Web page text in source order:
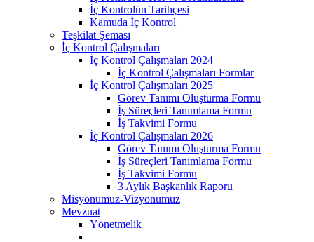
İç Kontrolün Tarihçesi
Kamuda İç Kontrol
Teşkilat Şeması
İç Kontrol Çalışmaları
İç Kontrol Çalışmaları 2024
İç Kontrol Çalışmaları Formlar
İç Kontrol Çalışmaları 2025
Görev Tanımı Oluşturma Formu
İş Süreçleri Tanımlama Formu
İş Takvimi Formu
İç Kontrol Çalışmaları 2026
Görev Tanımı Oluşturma Formu
İş Süreçleri Tanımlama Formu
İş Takvimi Formu
3 Aylık Başkanlık Raporu
Misyonumuz-Vizyonumuz
Mevzuat
Yönetmelik